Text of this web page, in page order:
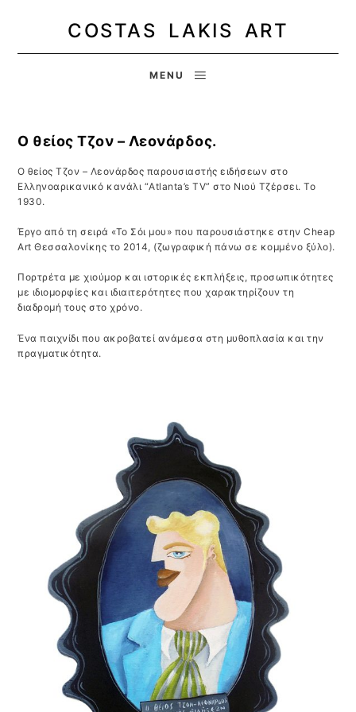
COSTAS LAKIS ART
MENU
Ο θείος Τζον – Λεονάρδος.
Ο θείος Τζον – Λεονάρδος παρουσιαστής ειδήσεων στο
Ελληνοαρικανικό κανάλι “Atlanta’s TV” στο Νιού Τζέρσει. Το
1930.
Έργο από τη σειρά «Το Σόι μου» που παρουσιάστηκε στην Cheap
Art Θεσσαλονίκης το 2014, (ζωγραφική πάνω σε κομμένο ξύλο).
Πορτρέτα με χιούμορ και ιστορικές εκπλήξεις, προσωπικότητες
με ιδιομορφίες και ιδιαιτερότητες που χαρακτηρίζουν τη
διαδρομή τους στο χρόνο.
Ένα παιχνίδι που ακροβατεί ανάμεσα στη μυθοπλασία και την
πραγματικότητα.